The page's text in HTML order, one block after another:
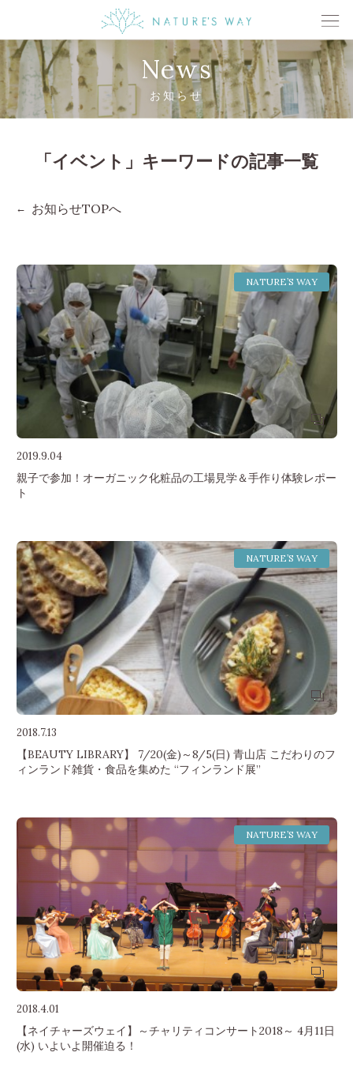
News
お知らせ
「イベント」キーワードの記事一覧
お知らせTOPへ
NATURE’S WAY
2019.9.04
親子で参加！オーガニック化粧品の工場見学＆手作り体験レポー
ト
NATURE’S WAY
2018.7.13
【BEAUTY LIBRARY】 7/20(金)～8/5(日) 青山店 こだわりのフ
ィンランド雑貨・食品を集めた “フィンランド展”
NATURE’S WAY
2018.4.01
【ネイチャーズウェイ】～チャリティコンサート2018～ 4月11日
(水) いよいよ開催迫る！